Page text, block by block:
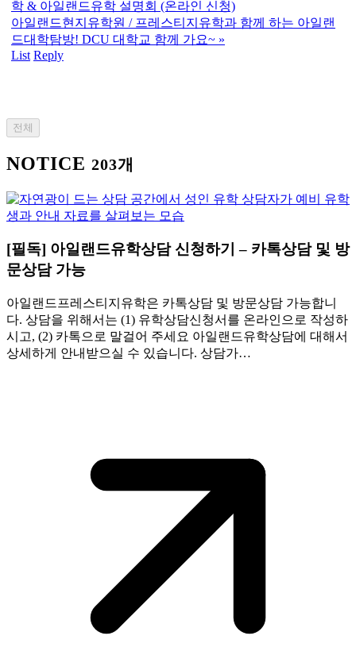
학 & 아일랜드유학 설명회 (온라인 신청)
아일랜드현지유학원 / 프레스티지유학과 함께 하는 아일랜
드대학탐방! DCU 대학교 함께 가요~ »
List Reply
전체
NOTICE 203개
[필독] 아일랜드유학상담 신청하기 – 카톡상담 및 방
문상담 가능
아일랜드프레스티지유학은 카톡상담 및 방문상담 가능합니
다. 상담을 위해서는 (1) 유학상담신청서를 온라인으로 작성하
시고, (2) 카톡으로 말걸어 주세요 아일랜드유학상담에 대해서
상세하게 안내받으실 수 있습니다. 상담가…